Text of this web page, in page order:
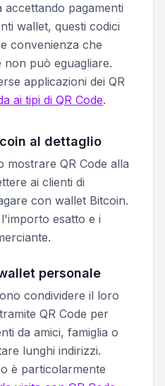
accettando pagamenti
wallet, questi codici
convenienza che
può eguagliare.
applicazioni dei QR
ai tipi di QR Code.
al dettaglio
mostrare QR Code alla
ai clienti di
con wallet Bitcoin.
esatto e i
personale
condividere il loro
QR Code per
da amici, famiglia o
lunghi indirizzi.
è particolarmente